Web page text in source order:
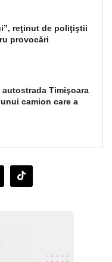
reţinut de poliţiştii
provocări
Timişoara
camion care a